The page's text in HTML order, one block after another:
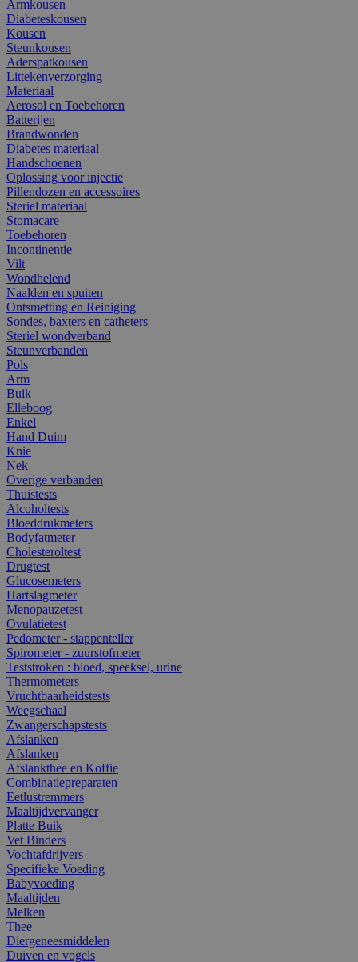
Armkousen
Diabeteskousen
Kousen
Steunkousen
Aderspatkousen
Littekenverzorging
Materiaal
Aerosol en Toebehoren
Batterijen
Brandwonden
Diabetes materiaal
Handschoenen
Oplossing voor injectie
Pillendozen en accessoires
Steriel materiaal
Stomacare
Toebehoren
Incontinentie
Vilt
Wondhelend
Naalden en spuiten
Ontsmetting en Reiniging
Sondes, baxters en catheters
Steriel wondverband
Steunverbanden
Pols
Arm
Buik
Elleboog
Enkel
Hand Duim
Knie
Nek
Overige verbanden
Thuistests
Alcoholtests
Bloeddrukmeters
Bodyfatmeter
Cholesteroltest
Drugtest
Glucosemeters
Hartslagmeter
Menopauzetest
Ovulatietest
Pedometer - stappenteller
Spirometer - zuurstofmeter
Teststroken : bloed, speeksel, urine
Thermometers
Vruchtbaarheidstests
Weegschaal
Zwangerschapstests
Afslanken
Afslanken
Afslankthee en Koffie
Combinatiepreparaten
Eetlustremmers
Maaltijdvervanger
Platte Buik
Vet Binders
Vochtafdrijvers
Specifieke Voeding
Babyvoeding
Maaltijden
Melken
Thee
Diergeneesmiddelen
Duiven en vogels